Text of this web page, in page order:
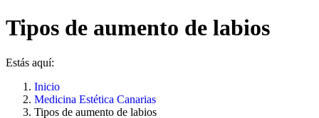
Tipos de aumento de labios
Estás aquí:
Inicio
Medicina Estética Canarias
Tipos de aumento de labios